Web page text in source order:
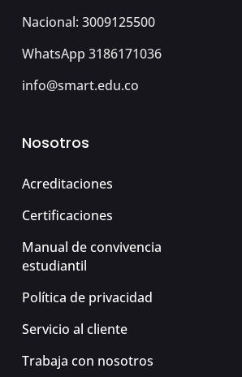
Nacional: 3009125500
WhatsApp 3186171036
info@smart.edu.co
Nosotros
Acreditaciones
Certificaciones
Manual de convivencia
estudiantil
Política de privacidad
Servicio al cliente
Trabaja con nosotros